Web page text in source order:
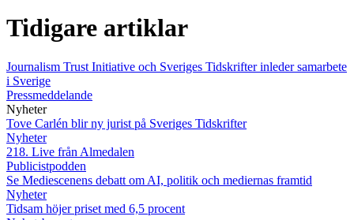
Tidigare artiklar
Journalism Trust Initiative och Sveriges Tidskrifter inleder samarbete
i Sverige
Pressmeddelande
Nyheter
Tove Carlén blir ny jurist på Sveriges Tidskrifter
Nyheter
218. Live från Almedalen
Publicistpodden
Se Mediescenens debatt om AI, politik och mediernas framtid
Nyheter
Tidsam höjer priset med 6,5 procent